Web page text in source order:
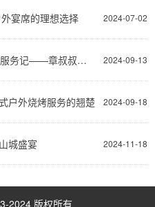
2024-07-02
宴席的理想选择
2024-09-13
氛围满分的悠闲 || 重庆户外烧烤服务记——章叔叔一站式服务!
2024-09-18
户外烧烤服务的翘楚
2024-11-18
城盛宴
2024 版权所有